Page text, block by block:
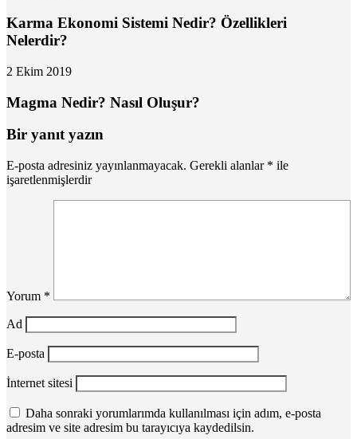
Karma Ekonomi Sistemi Nedir? Özellikleri
Nelerdir?
2 Ekim 2019
Magma Nedir? Nasıl Oluşur?
Bir yanıt yazın
E-posta adresiniz yayınlanmayacak. Gerekli alanlar * ile
işaretlenmişlerdir
Yorum *
Ad
E-posta
İnternet sitesi
Daha sonraki yorumlarımda kullanılması için adım, e-posta
adresim ve site adresim bu tarayıcıya kaydedilsin.